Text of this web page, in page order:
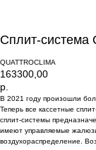
Сплит-система
QUATTROCLIMA
163300,00
р.
В 2021 году произошли
Теперь все кассетные
сплит-системы
имеют управляемые
воздухораспределение.